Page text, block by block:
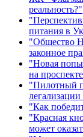
реальность?"
питания в
"Общество
законное
"Новая
на
"Пилотный
"Как
"Красная
может